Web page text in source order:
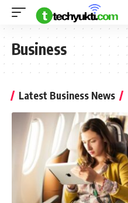
Business
Latest Business News